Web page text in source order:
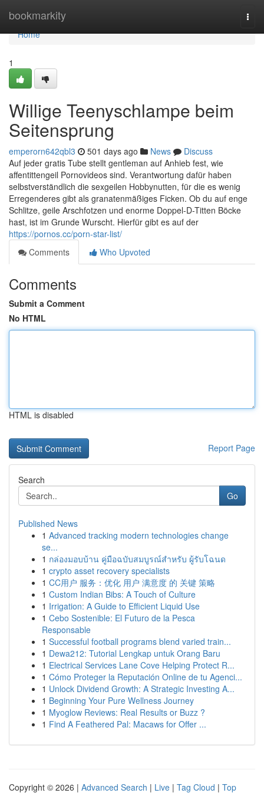
bookmarkity
Home
Home
1
Willige Teenyschlampe beim
Seitensprung
emperorn642qbl3 501 days ago News
Discuss
Auf jeder gratis Tube stellt gentleman auf Anhieb fest, wie
affentittengeil Pornovideos sind. Verantwortung dafür haben
selbstverständlich die sexgeilen Hobbynutten, für die es wenig
Erregenderes gibt als granatenmäßiges Ficken. Ob du auf enge
Schlitze, geile Arschfotzen und enorme Doppel-D-Titten Böcke
hast, ist im Grunde Wurscht. Hierfür gibt es auf der
https://pornos.cc/porn-star-list/
Comments
Who Upvoted
Comments
Submit a Comment
No HTML
HTML is disabled
Report Page
Search
Go
Published News
1 Advanced tracking modern technologies change
se...
1 กล่องมอบบ้าน คู่มือฉบับสมบูรณ์สำหรับ ผู้รับโฉนด
1 crypto asset recovery specialists
1 CC用户 服务：优化 用户 满意度 的 关键 策略
1 Custom Indian Bibs: A Touch of Culture
1 Irrigation: A Guide to Efficient Liquid Use
1 Cebo Sostenible: El Futuro de la Pesca
Responsable
1 Successful football programs blend varied train...
1 Dewa212: Tutorial Lengkap untuk Orang Baru
1 Electrical Services Lane Cove Helping Protect R...
1 Cómo Proteger la Reputación Online de tu Agenci...
1 Unlock Dividend Growth: A Strategic Investing A...
1 Beginning Your Pure Wellness Journey
1 Myoglow Reviews: Real Results or Buzz ?
1 Find A Feathered Pal: Macaws for Offer ...
Copyright © 2026 | Advanced Search | Live | Tag Cloud | Top